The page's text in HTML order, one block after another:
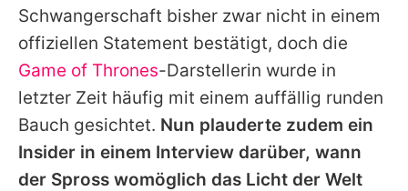
Nutzungsbedingungen
Utiq verwalten
Schwangerschaft bisher zwar nicht in einem
offiziellen Statement bestätigt, doch die
Game of Thrones-Darstellerin wurde in
letzter Zeit häufig mit einem auffällig runden
Bauch gesichtet. Nun plauderte zudem ein
Insider in einem Interview darüber, wann
der Spross womöglich das Licht der Welt